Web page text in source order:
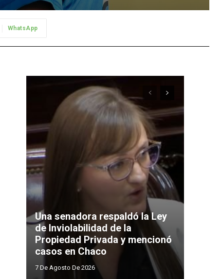
WhatsApp
Una senadora respaldó la Ley
de Inviolabilidad de la
Propiedad Privada y mencionó
casos en Chaco
7 De Agosto De 2026